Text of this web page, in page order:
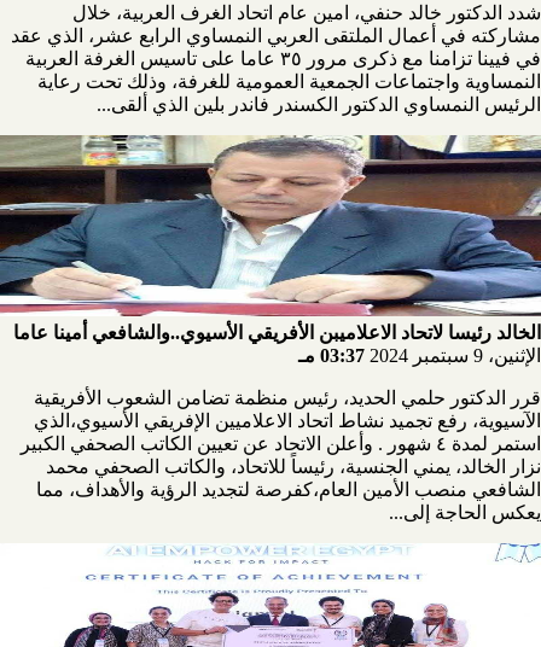
شدد الدكتور خالد حنفي، امين عام اتحاد الغرف العربية، خلال
مشاركته في أعمال الملتقى العربي النمساوي الرابع عشر، الذي عقد
في فيينا تزامنا مع ذكرى مرور ٣٥ عاما على تاسيس الغرفة العربية
النمساوية واجتماعات الجمعية العمومية للغرفة، وذلك تحت رعاية
الرئيس النمساوي الدكتور الكسندر فاندر بلين الذي ألقى...
الخالد رئيسا لاتحاد الاعلاميبن الأفريقي الأسيوي..والشافعي أمينا عاما
الإثنين، 9 سبتمبر 2024
03:37 مـ
قرر الدكتور حلمي الحديد، رئيس منظمة تضامن الشعوب الأفريقية
الآسيوية، رفع تجميد نشاط اتحاد الاعلاميين الإفريقي الأسيوي،الذي
استمر لمدة ٤ شهور . وأعلن الاتحاد عن تعيين الكاتب الصحفي الكبير
نزار الخالد، يمني الجنسية، رئيساً للاتحاد، والكاتب الصحفي محمد
الشافعي منصب الأمين العام،كفرصة لتجديد الرؤية والأهداف، مما
يعكس الحاجة إلى...